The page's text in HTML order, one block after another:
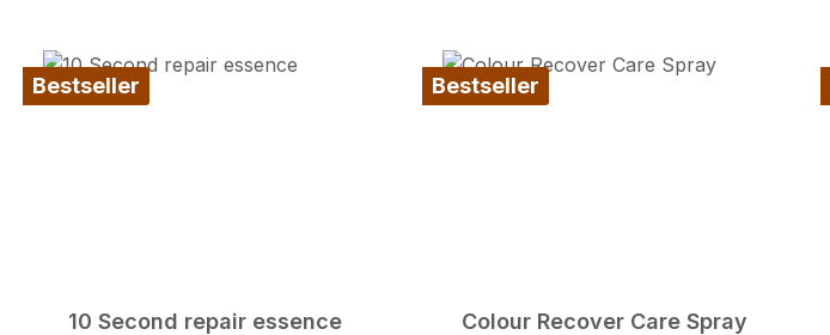
Bestseller
10 Second repair essence
Bestseller
Colour Recover Care Spray